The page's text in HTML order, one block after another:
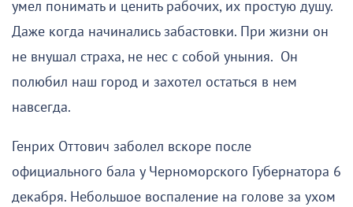
умел понимать и ценить рабочих, их простую душу.
Даже когда начинались забастовки. При жизни он
не внушал страха, не нес с собой уныния. Он
полюбил наш город и захотел остаться в нем
навсегда.
Генрих Оттович заболел вскоре после
официального бала у Черноморского Губернатора 6
декабря. Небольшое воспаление на голове за ухом